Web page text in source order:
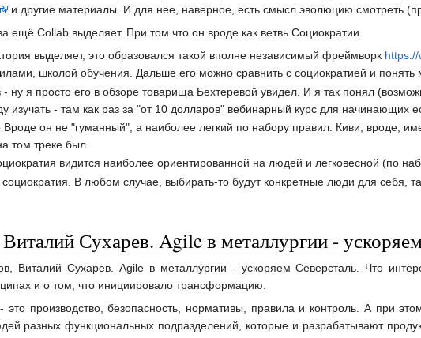
и другие материалы. И для нее, наверное, есть смысл эволюцию смотреть
ещё Collab выделяет. При том что он вроде как ветвь Социократии.
выделяет, это образовался такой вполне независимый фреймворк
школой обучения. Дальше его можно сравнить с социократией и понять
ну я просто его в обзоре товарища Бехтеревой увидел. И я так понял
изучать - там как раз за "от 10 долларов" вебинарный курс для начинающих
он не "гуманный", а наиболее легкий по набору правил. Киви, вроде,
том треке был.
видится наиболее ориентированной на людей и легковесной (по
В любом случае, выбирать-то будут конкретные люди для себя,
Сухарев. Agile в металлургии -
Виталий Сухарев. Agile в металлургии - ускоряем Северсталь. Что
и о том, что инициировало трансформацию.
это производство, безопасность, нормативы, правила и контроль. А при
разных функциональных подразделений, которые и разрабатывают